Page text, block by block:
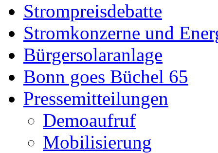
Strompreisdebatte
Stromkonzerne und
Bürgersolaranlage
Bonn goes Büchel 65
Pressemitteilungen
Demoaufruf
Mobilisierung